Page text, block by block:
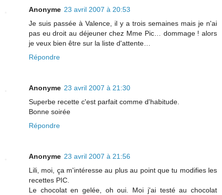
Anonyme 23 avril 2007 à 20:53
Je suis passée à Valence, il y a trois semaines mais je n'ai
pas eu droit au déjeuner chez Mme Pic… dommage ! alors
je veux bien être sur la liste d'attente…
Répondre
Anonyme 23 avril 2007 à 21:30
Superbe recette c'est parfait comme d'habitude.
Bonne soirée
Répondre
Anonyme 23 avril 2007 à 21:56
Lili, moi, ça m'intéresse au plus au point que tu modifies les
recettes PIC.
Le chocolat en gelée, oh oui. Moi j'ai testé au chocolat